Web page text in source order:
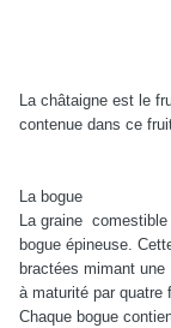
La châtaigne est le
contenue dans ce
La bogue
La graine
bogue épineuse.
bractées mimant
à maturité par
Chaque bogue